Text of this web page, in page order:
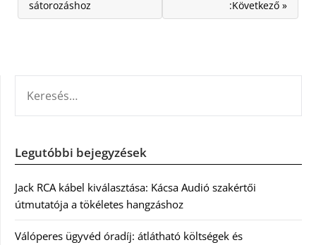
sátorozáshoz
:Következő »
Legutóbbi bejegyzések
Jack RCA kábel kiválasztása: Kácsa Audió szakértői
útmutatója a tökéletes hangzáshoz
Válóperes ügyvéd óradíj: átlátható költségek és